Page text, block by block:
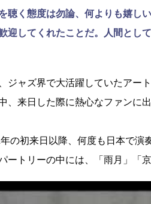
聴く態度は勿論、何よりも嬉し
迎してくれたことだ。人間として
ジャズ界で大活躍していたアー
、来日した際に熱心なファンに
の初来日以降、何度も日本で演
ートリーの中には、「雨月」「